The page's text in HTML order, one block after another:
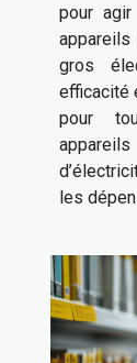
pour
gros
efficacité
pour
les